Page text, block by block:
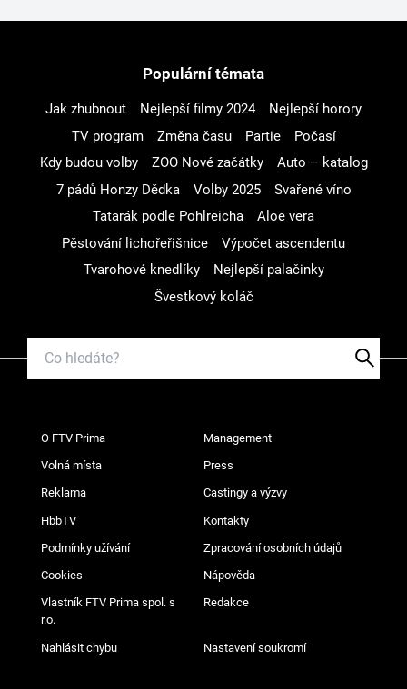
Populární témata
Jak zhubnout Nejlepší filmy 2024
Nejlepší horory
TV program
Změna času Partie
Počasí
Kdy budou volby
ZOO Nové začátky
Auto – katalog
7 pádů Honzy Dědka
Volby 2025
Svařené víno
Tatarák podle Pohlreicha
Aloe vera
Pěstování lichořeřišnice
Výpočet ascendentu
Tvarohové knedlíky
Nejlepší palačinky
Švestkový koláč
O FTV Prima Management
Volná místa Press
Reklama Castingy a výzvy
HbbTV Kontakty
Podmínky užívání Zpracování osobních údajů
Cookies Nápověda
Vlastník FTV Prima spol. s
r.o.
Redakce
Nahlásit chybu Nastavení soukromí